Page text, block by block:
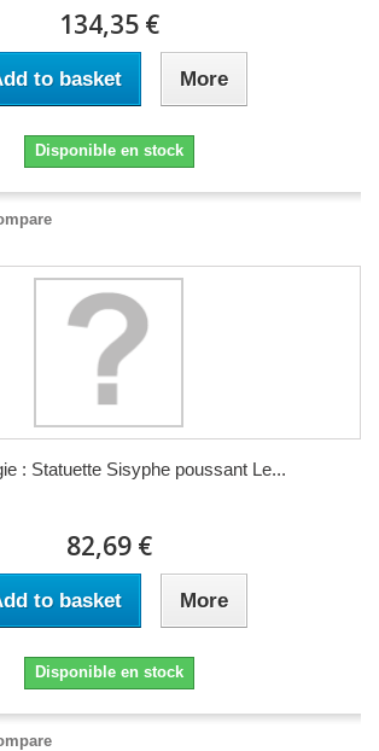
134,35 €
to basket More
Disponible en stock
: Statuette Sisyphe poussant Le...
82,69 €
to basket More
Disponible en stock